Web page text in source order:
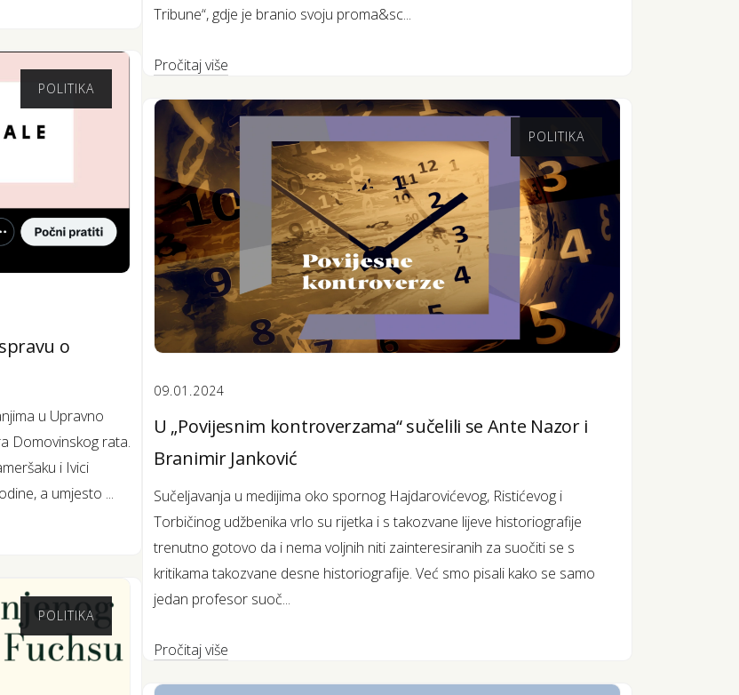
Tribune“, gdje je branio svoju proma&sc...
Pročitaj više
POLITIKA
o
u Upravno
Domovinskog rata.
i Ivici
a umjesto ...
POLITIKA
09.01.2024
U „Povijesnim kontroverzama“ sučelili se Ante Nazor i
Branimir Janković
Sučeljavanja u medijima oko spornog Hajdarovićevog, Ristićevog i
Torbičinog udžbenika vrlo su rijetka i s takozvane lijeve historiografije
trenutno gotovo da i nema voljnih niti zainteresiranih za suočiti se s
kritikama takozvane desne historiografije. Već smo pisali kako se samo
jedan profesor suoč...
Pročitaj više
POLITIKA